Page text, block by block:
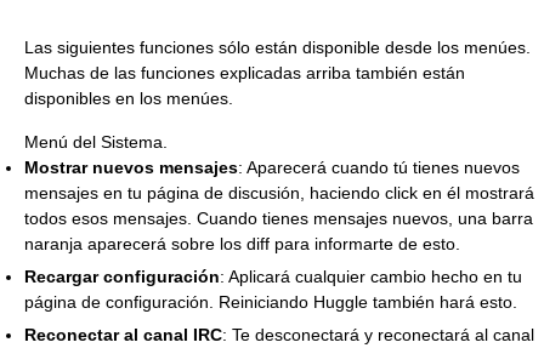
Las siguientes funciones sólo están disponible desde los menúes.
Muchas de las funciones explicadas arriba también están
disponibles en los menúes.
Menú del Sistema.
Mostrar nuevos mensajes: Aparecerá cuando tú tienes nuevos
mensajes en tu página de discusión, haciendo click en él mostrará
todos esos mensajes. Cuando tienes mensajes nuevos, una barra
naranja aparecerá sobre los diff para informarte de esto.
Recargar configuración: Aplicará cualquier cambio hecho en tu
página de configuración. Reiniciando Huggle también hará esto.
Reconectar al canal IRC: Te desconectará y reconectará al canal